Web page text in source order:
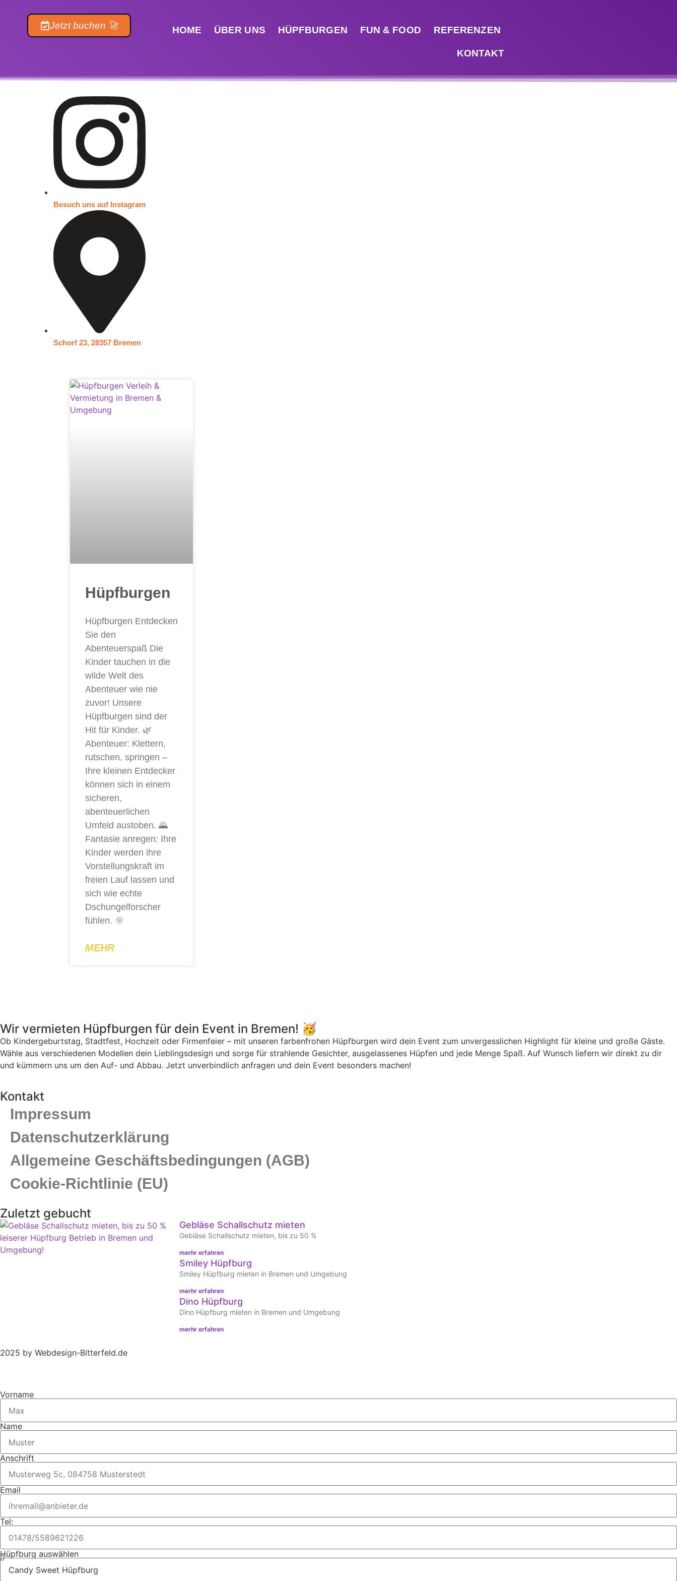
springen
Jetzt buchen 🚀 HOME ÜBER UNS HÜPFBURGEN FUN & FOOD REFERENZEN
KONTAKT
Besuch uns auf Instagram
Schorf 23, 28357 Bremen
Hüpfburgen
Hüpfburgen Entdecken
Sie den
Abenteuerspaß Die
Kinder tauchen in die
wilde Welt des
Abenteuer wie nie
zuvor! Unsere
Hüpfburgen sind der
Hit für Kinder. 🌿
Abenteuer: Klettern,
rutschen, springen –
Ihre kleinen Entdecker
können sich in einem
sicheren,
abenteuerlichen
Umfeld austoben. 🌄
Fantasie anregen: Ihre
Kinder werden ihre
Vorstellungskraft im
freien Lauf lassen und
sich wie echte
Dschungelforscher
fühlen. 🌞
MEHR
Wir vermieten Hüpfburgen für dein Event in Bremen! 🥳
Ob Kindergeburtstag, Stadtfest, Hochzeit oder Firmenfeier – mit unseren farbenfrohen Hüpfburgen wird dein Event zum unvergesslichen Highlight für kleine und große Gäste.
Wähle aus verschiedenen Modellen dein Lieblingsdesign und sorge für strahlende Gesichter, ausgelassenes Hüpfen und jede Menge Spaß. Auf Wunsch liefern wir direkt zu dir
und kümmern uns um den Auf- und Abbau. Jetzt unverbindlich anfragen und dein Event besonders machen!
Kontakt
Impressum
Datenschutzerklärung
Allgemeine Geschäftsbedingungen (AGB)
Cookie-Richtlinie (EU)
Zuletzt gebucht
Gebläse Schallschutz mieten
Gebläse Schallschutz mieten, bis zu 50 %
merhr erfahren
Smiley Hüpfburg
Smiley Hüpfburg mieten in Bremen und Umgebung
merhr erfahren
Dino Hüpfburg
Dino Hüpfburg mieten in Bremen und Umgebung
merhr erfahren
2025 by Webdesign-Bitterfeld.de
Vorname
Name
Anschrift
Email
Tel:
Hüpfburg auswählen